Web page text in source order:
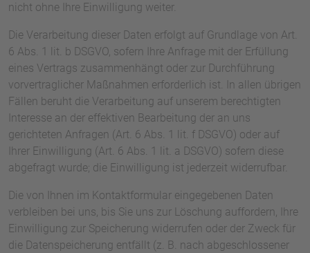
nicht ohne Ihre Einwilligung weiter.
Die Verarbeitung dieser Daten erfolgt auf Grundlage von Art.
6 Abs. 1 lit. b DSGVO, sofern Ihre Anfrage mit der Erfüllung
eines Vertrags zusammenhängt oder zur Durchführung
vorvertraglicher Maßnahmen erforderlich ist. In allen übrigen
Fällen beruht die Verarbeitung auf unserem berechtigten
Interesse an der effektiven Bearbeitung der an uns
gerichteten Anfragen (Art. 6 Abs. 1 lit. f DSGVO) oder auf
Ihrer Einwilligung (Art. 6 Abs. 1 lit. a DSGVO) sofern diese
abgefragt wurde; die Einwilligung ist jederzeit widerrufbar.
Die von Ihnen im Kontaktformular eingegebenen Daten
verbleiben bei uns, bis Sie uns zur Löschung auffordern, Ihre
Einwilligung zur Speicherung widerrufen oder der Zweck für
die Datenspeicherung entfällt (z. B. nach abgeschlossener